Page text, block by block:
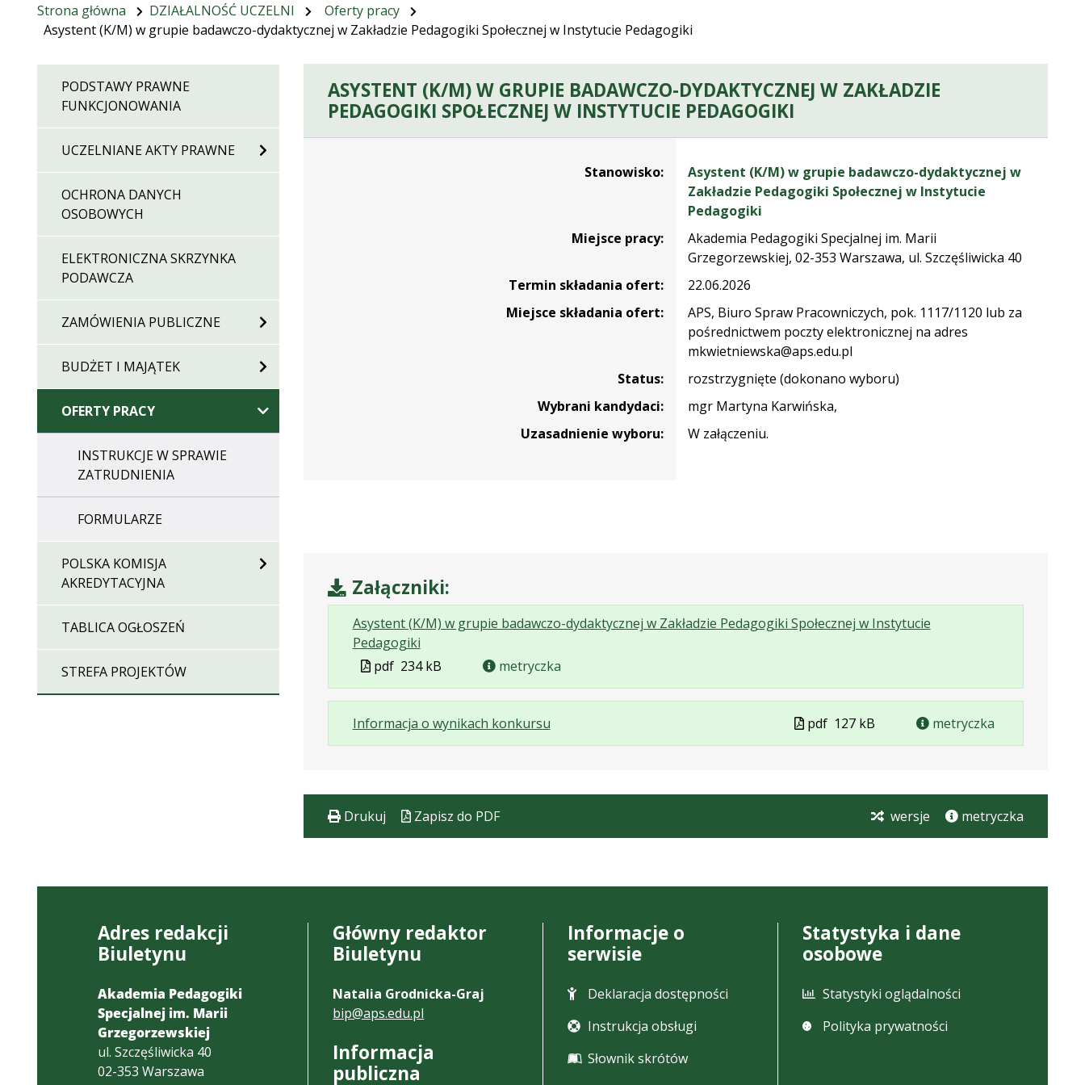
Strona główna DZIAŁALNOŚĆ UCZELNI
Oferty pracy
Asystent (K/M) w grupie badawczo-dydaktycznej w Zakładzie Pedagogiki Społecznej w Instytucie Pedagogiki
PODSTAWY PRAWNE
FUNKCJONOWANIA
UCZELNIANE AKTY PRAWNE
OCHRONA DANYCH
OSOBOWYCH
ELEKTRONICZNA SKRZYNKA
PODAWCZA
ZAMÓWIENIA PUBLICZNE
BUDŻET I MAJĄTEK
OFERTY PRACY
INSTRUKCJE W SPRAWIE
ZATRUDNIENIA
FORMULARZE
POLSKA KOMISJA
AKREDYTACYJNA
TABLICA OGŁOSZEŃ
STREFA PROJEKTÓW
ASYSTENT (K/M) W GRUPIE BADAWCZO-DYDAKTYCZNEJ W ZAKŁADZIE
PEDAGOGIKI SPOŁECZNEJ W INSTYTUCIE PEDAGOGIKI
Stanowisko:
Asystent (K/M) w grupie badawczo-dydaktycznej w
Zakładzie Pedagogiki Społecznej w Instytucie
Pedagogiki
Miejsce pracy:
Akademia Pedagogiki Specjalnej im. Marii
Grzegorzewskiej, 02-353 Warszawa, ul. Szczęśliwicka 40
Termin składania ofert:
22.06.2026
Miejsce składania ofert:
APS, Biuro Spraw Pracowniczych, pok. 1117/1120 lub za
pośrednictwem poczty elektronicznej na adres
mkwietniewska@aps.edu.pl
Status:
rozstrzygnięte (dokonano wyboru)
Wybrani kandydaci:
mgr Martyna Karwińska,
Uzasadnienie wyboru:
W załączeniu.
Załączniki:
Asystent (K/M) w grupie badawczo-dydaktycznej w Zakładzie Pedagogiki Społecznej w Instytucie
Pedagogiki.
Plik
formacie:
pdf
.
Rozmiar
234
kB
.
Otwiera
w
nowej
Plik
w
formacie
pdf 234 kB metryczka
Informacja o wynikach konkursu.
Plik
pdf
.
Rozmiar
kB
.
Otwiera
nowej
Plik
w
pdf 127 kB metryczka
Drukuj Zapisz do PDF wersje metryczka
Adres redakcji
Biuletynu
Akademia Pedagogiki
Specjalnej im. Marii
Grzegorzewskiej
ul. Szczęśliwicka 40
02-353 Warszawa
Główny redaktor
Biuletynu
Natalia Grodnicka-Graj
bip@aps.edu.pl
Informacja
publiczna
Informacje o
serwisie
Deklaracja dostępności
Instrukcja obsługi
Słownik skrótów
Statystyka i dane
osobowe
Statystyki oglądalności
Polityka prywatności